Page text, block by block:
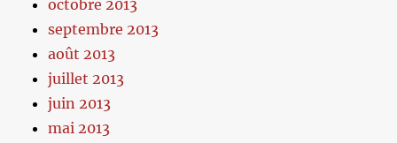
octobre 2013
septembre 2013
août 2013
juillet 2013
juin 2013
mai 2013